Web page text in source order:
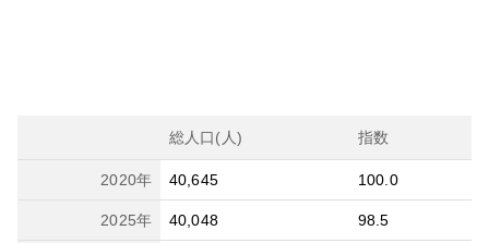
総人口(人) 指数
2020年 40,645 100.0
2025年 40,048 98.5